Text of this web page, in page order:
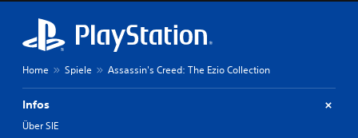
Home Spiele Assassin's Creed: The Ezio Collection
Infos
Über SIE